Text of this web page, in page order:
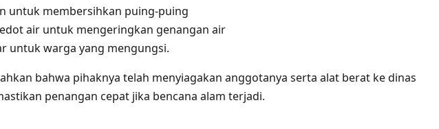
untuk membersihkan puing-puing
air untuk mengeringkan genangan air
untuk warga yang mengungsi.
bahwa pihaknya telah menyiagakan anggotanya serta alat berat ke dinas
penangan cepat jika bencana alam terjadi.